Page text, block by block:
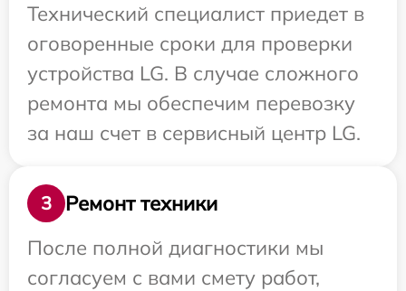
Технический специалист приедет в
оговоренные сроки для проверки
устройства LG. В случае сложного
ремонта мы обеспечим перевозку
за наш счет в сервисный центр LG.
3
Ремонт техники
После полной диагностики мы
согласуем с вами смету работ,